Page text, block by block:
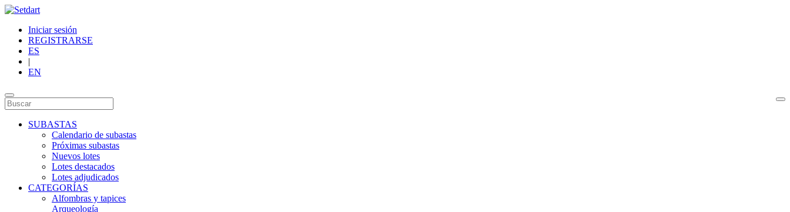
Iniciar sesión
REGISTRARSE
ES
|
EN
SUBASTAS
Calendario de subastas
Próximas subastas
Nuevos lotes
Lotes destacados
Lotes adjudicados
CATEGORÍAS
Alfombras y tapices
Arqueología